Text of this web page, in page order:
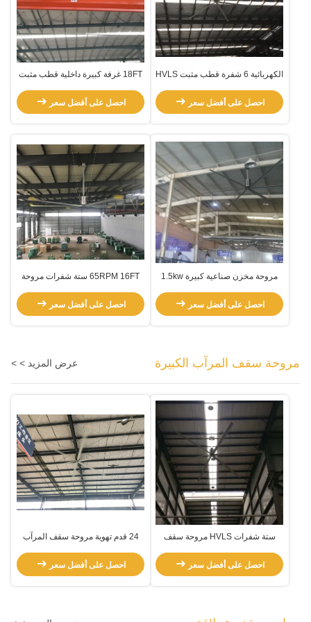
الكهربائية 6 شفرة قطب مثبت HVLS
احصل على أفضل سعر
18FT غرفة كبيرة داخلية قطب مثبت
احصل على أفضل سعر
مروحة مخزن صناعية كبيرة 1.5kw
احصل على أفضل سعر
65RPM 16FT ستة شفرات مروحة
احصل على أفضل سعر
مروحة سقف المرآب الكبيرة عرض المزيد > >
ستة شفرات HVLS مروحة سقف
احصل على أفضل سعر
24 قدم تهوية مروحة سقف المرآب
احصل على أفضل سعر